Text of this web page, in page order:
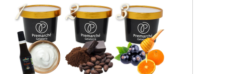
テリアの紹介